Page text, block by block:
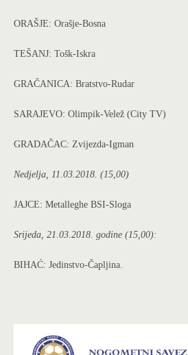
ORAŠJE: Orašje-Bosna
TEŠANJ: Tošk-Iskra
GRAČANICA: Bratstvo-Rudar
SARAJEVO: Olimpik-Velež (City TV)
GRADAČAC: Zvijezda-Igman
Nedjelja, 11.03.2018. (15,00)
JAJCE: Metalleghe BSI-Sloga
Srijeda, 21.03.2018. godine (15,00):
BIHAĆ: Jedinstvo-Čapljina.